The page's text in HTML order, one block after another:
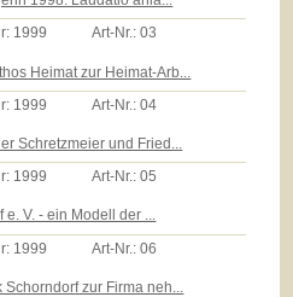
1999 Art-Nr.:03
Heimat zur Heimat-Arb...
1999 Art-Nr.:04
Schretzmeier und Fried...
1999 Art-Nr.:05
V. - ein Modell der ...
1999 Art-Nr.:06
zur Firma neh...